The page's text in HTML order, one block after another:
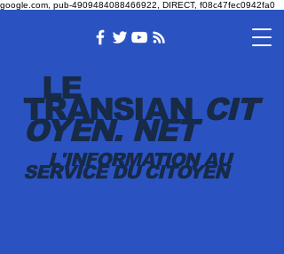
google.com, pub-4909484088466922, DIRECT, f08c47fec0942fa0
LE
TRANSIAN CIT
OYEN.NET
L'INFORMATION AU
SERVICE DU CITOYEN